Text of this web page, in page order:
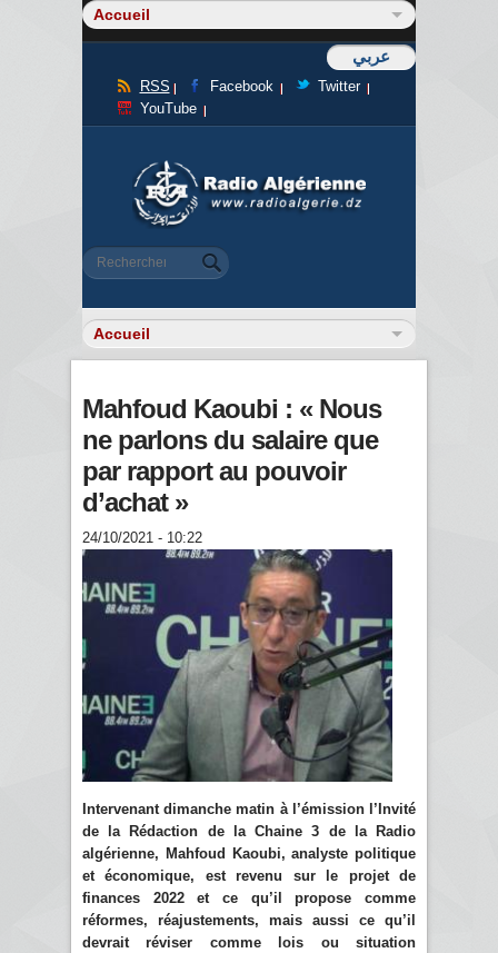
عربي
RSS Facebook
Twitter
YouTube
Formulaire de recherche
Rechercher
Mahfoud Kaoubi : « Nous
ne parlons du salaire que
par rapport au pouvoir
d’achat »
24/10/2021 - 10:22
Intervenant dimanche matin à l’émission l’Invité
de la Rédaction de la Chaine 3 de la Radio
algérienne, Mahfoud Kaoubi, analyste politique
et économique, est revenu sur le projet de
finances 2022 et ce qu’il propose comme
réformes, réajustements, mais aussi ce qu’il
devrait réviser comme lois ou situation